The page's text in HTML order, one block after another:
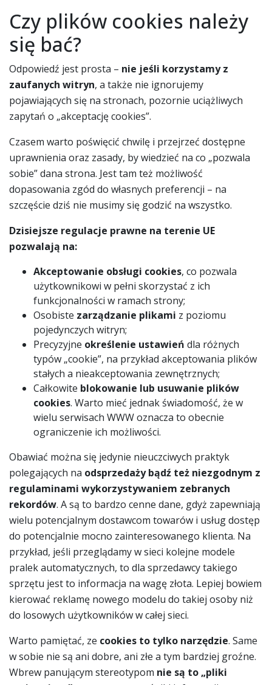
Czy plików cookies należy
się bać?
Odpowiedź jest prosta – nie jeśli korzystamy z
zaufanych witryn, a także nie ignorujemy
pojawiających się na stronach, pozornie uciążliwych
zapytań o „akceptację cookies”.
Czasem warto poświęcić chwilę i przejrzeć dostępne
uprawnienia oraz zasady, by wiedzieć na co „pozwala
sobie” dana strona. Jest tam też możliwość
dopasowania zgód do własnych preferencji – na
szczęście dziś nie musimy się godzić na wszystko.
Dzisiejsze regulacje prawne na terenie UE
pozwalają na:
Akceptowanie obsługi cookies, co pozwala
użytkownikowi w pełni skorzystać z ich
funkcjonalności w ramach strony;
Osobiste zarządzanie plikami z poziomu
pojedynczych witryn;
Precyzyjne określenie ustawień dla różnych
typów „cookie”, na przykład akceptowania plików
stałych a nieakceptowania zewnętrznych;
Całkowite blokowanie lub usuwanie plików
cookies. Warto mieć jednak świadomość, że w
wielu serwisach WWW oznacza to obecnie
ograniczenie ich możliwości.
Obawiać można się jedynie nieuczciwych praktyk
polegających na odsprzedaży bądź też niezgodnym z
regulaminami wykorzystywaniem zebranych
rekordów. A są to bardzo cenne dane, gdyż zapewniają
wielu potencjalnym dostawcom towarów i usług dostęp
do potencjalnie mocno zainteresowanego klienta. Na
przykład, jeśli przeglądamy w sieci kolejne modele
pralek automatycznych, to dla sprzedawcy takiego
sprzętu jest to informacja na wagę złota. Lepiej bowiem
kierować reklamę nowego modelu do takiej osoby niż
do losowych użytkowników w całej sieci.
Warto pamiętać, ze cookies to tylko narzędzie. Same
w sobie nie są ani dobre, ani złe a tym bardziej groźne.
Wbrew panującym stereotypom nie są to „pliki